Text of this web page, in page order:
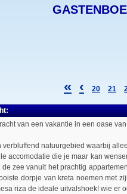
« ‹ 20 21
van een vakantie in een oase van
verbluffend natuurgebied waarbij
accomodatie die je maar kan
de zee vanuit het prachtig
dorpje van kreta noemen met
riza de ideale uitvalshoek! wie er